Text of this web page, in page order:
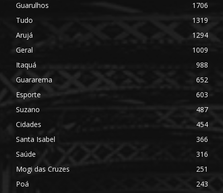
Guarulhos
1706
Tudo
1319
Arujá
1294
Geral
1009
Itaquá
988
Guararema
652
Esporte
603
Suzano
487
Cidades
454
Santa Isabel
366
Saúde
316
Mogi das Cruzes
251
Poá
243